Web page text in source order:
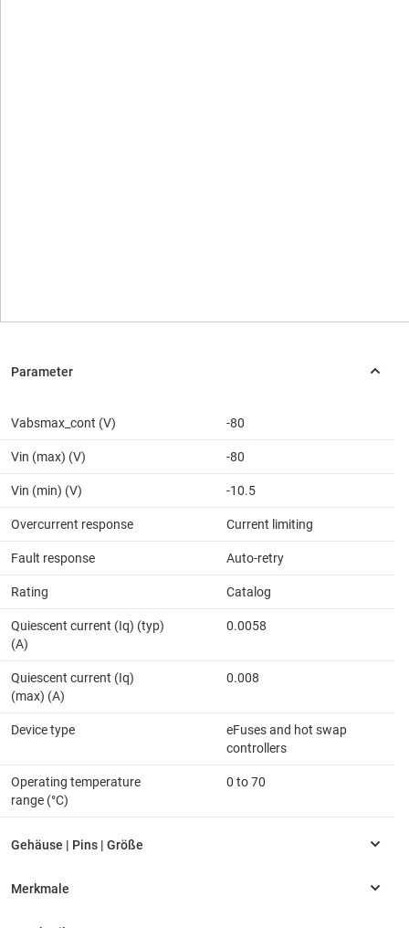
Vabsmax_cont (V) -80
Vin (max) (V) -80
Vin (min) (V) -10.5
Overcurrent response Current limiting
Fault response Auto-retry
Rating Catalog
Quiescent current (Iq) (typ)
(A)
0.0058
Quiescent current (Iq)
(max) (A)
0.008
Device type
eFuses and hot swap
controllers
Operating temperature
range (°C)
0 to 70